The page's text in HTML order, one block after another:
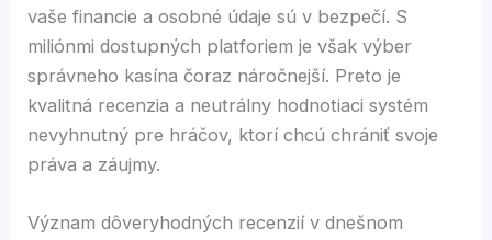
vaše financie a osobné údaje sú v bezpečí. S
miliónmi dostupných platforiem je však výber
správneho kasína čoraz náročnejší. Preto je
kvalitná recenzia a neutrálny hodnotiaci systém
nevyhnutný pre hráčov, ktorí chcú chrániť svoje
práva a záujmy.
Význam dôveryhodných recenzií v dnešnom